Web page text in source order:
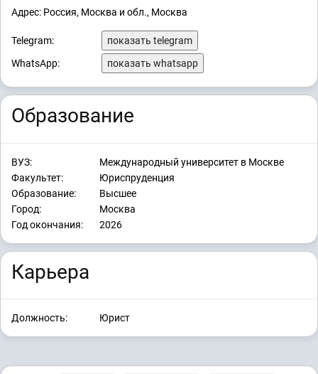
Адрес: Россия, Москва и обл., Москва
Telegram:
показать telegram
WhatsApp:
показать whatsapp
Образование
ВУЗ:
Международный университет в Москве
Факультет:
Юриспруденция
Образование:
Высшее
Город:
Москва
Год окончания:
2026
Карьера
Должность: Юрист